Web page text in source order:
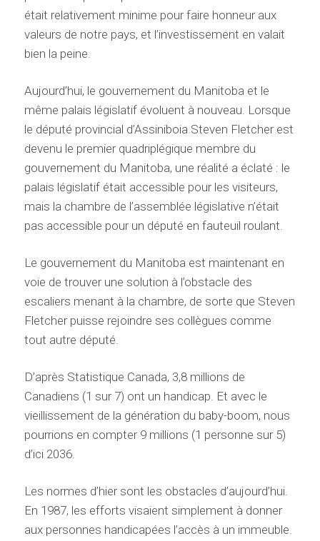
était relativement minime pour faire honneur aux
valeurs de notre pays, et l’investissement en valait
bien la peine.
Aujourd’hui, le gouvernement du Manitoba et le
même palais législatif évoluent à nouveau. Lorsque
le député provincial d’Assiniboia Steven Fletcher est
devenu le premier quadriplégique membre du
gouvernement du Manitoba, une réalité a éclaté : le
palais législatif était accessible pour les visiteurs,
mais la chambre de l’assemblée législative n’était
pas accessible pour un député en fauteuil roulant.
Le gouvernement du Manitoba est maintenant en
voie de trouver une solution à l’obstacle des
escaliers menant à la chambre, de sorte que Steven
Fletcher puisse rejoindre ses collègues comme
tout autre député.
D’après Statistique Canada, 3,8 millions de
Canadiens (1 sur 7) ont un handicap. Et avec le
vieillissement de la génération du baby-boom, nous
pourrions en compter 9 millions (1 personne sur 5)
d’ici 2036.
Les normes d’hier sont les obstacles d’aujourd’hui.
En 1987, les efforts visaient simplement à donner
aux personnes handicapées l’accès à un immeuble.